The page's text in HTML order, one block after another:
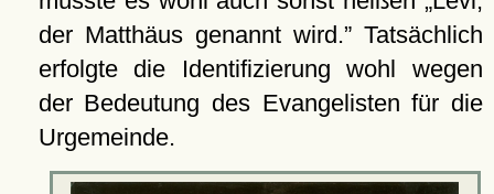
der Matthäus genannt wird. Tatsächlich
erfolgte die Identifizierung wohl wegen
der Bedeutung des Evangelisten für die
Urgemeinde.